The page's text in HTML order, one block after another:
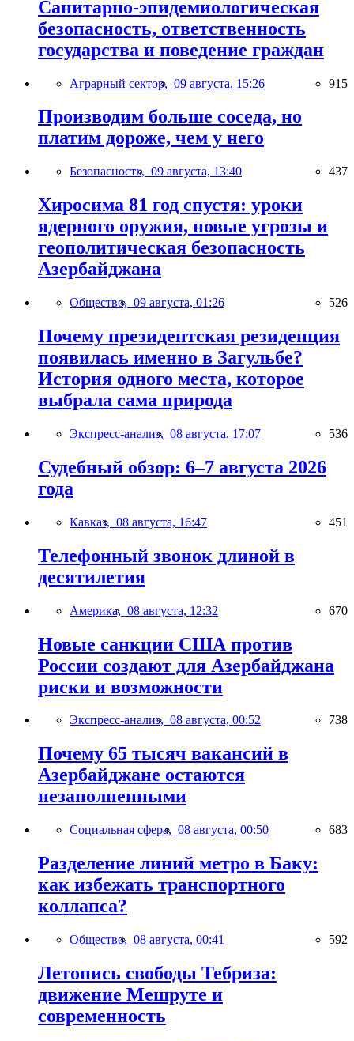
Санитарно-эпидемиологическая
безопасность, ответственность
государства и поведение граждан
Аграрный сектор, 09 августа, 15:26 915
Производим больше соседа, но
платим дороже, чем у него
Безопасность, 09 августа, 13:40 437
Хиросима 81 год спустя: уроки
ядерного оружия, новые угрозы и
геополитическая безопасность
Азербайджана
Общество, 09 августа, 01:26 526
Почему президентская резиденция
появилась именно в Загульбе?
История одного места, которое
выбрала сама природа
Экспресс-анализ, 08 августа, 17:07 536
Судебный обзор: 6–7 августа 2026
года
Кавказ, 08 августа, 16:47 451
Телефонный звонок длиной в
десятилетия
Америка, 08 августа, 12:32 670
Новые санкции США против
России создают для Азербайджана
риски и возможности
Экспресс-анализ, 08 августа, 00:52 738
Почему 65 тысяч вакансий в
Азербайджане остаются
незаполненными
Социальная сфера, 08 августа, 00:50 683
Разделение линий метро в Баку:
как избежать транспортного
коллапса?
Общество, 08 августа, 00:41 592
Летопись свободы Тебриза:
движение Мешруте и
современность